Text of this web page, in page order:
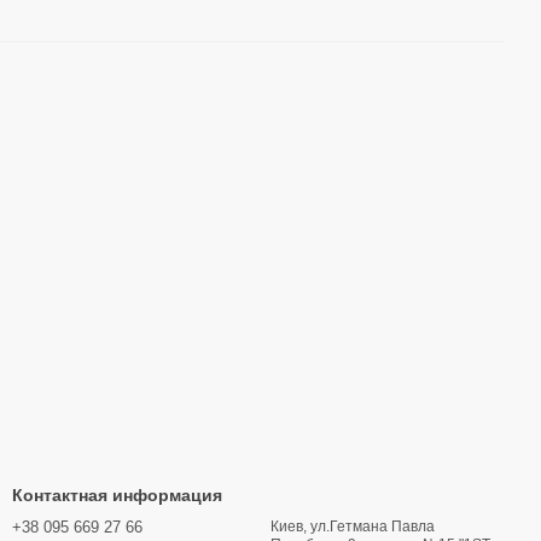
Контактная информация
+38 095 669 27 66
Киев, ул.Гетмана Павла